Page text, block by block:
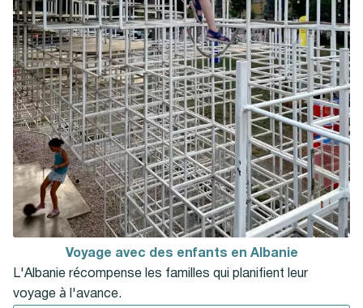
Voyage avec des enfants en Albanie
L'Albanie récompense les familles qui planifient leur
voyage à l'avance.